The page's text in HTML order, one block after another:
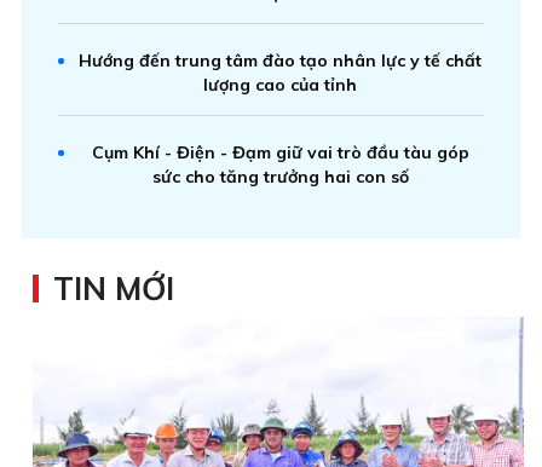
Hướng đến trung tâm đào tạo nhân lực y tế chất
lượng cao của tỉnh
Cụm Khí - Điện - Đạm giữ vai trò đầu tàu góp
sức cho tăng trưởng hai con số
TIN MỚI